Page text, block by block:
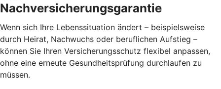
Nachversicherungsgarantie
Wenn sich Ihre Lebenssituation ändert – beispielsweise
durch Heirat, Nachwuchs oder beruflichen Aufstieg –
können Sie Ihren Versicherungsschutz flexibel anpassen,
ohne eine erneute Gesundheitsprüfung durchlaufen zu
müssen.